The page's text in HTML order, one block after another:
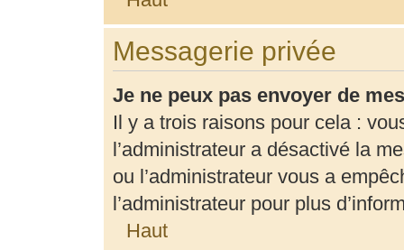
Messagerie privée
Je ne peux pas envoyer de
Il y a trois raisons pour cela :
l’administrateur a désactivé la
ou l’administrateur vous a
l’administrateur pour plus
Haut